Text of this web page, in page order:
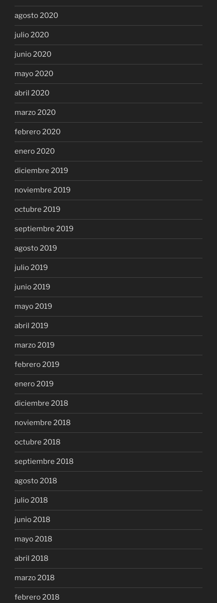
agosto 2020
julio 2020
junio 2020
mayo 2020
abril 2020
marzo 2020
febrero 2020
enero 2020
diciembre 2019
noviembre 2019
octubre 2019
septiembre 2019
agosto 2019
julio 2019
junio 2019
mayo 2019
abril 2019
marzo 2019
febrero 2019
enero 2019
diciembre 2018
noviembre 2018
octubre 2018
septiembre 2018
agosto 2018
julio 2018
junio 2018
mayo 2018
abril 2018
marzo 2018
febrero 2018